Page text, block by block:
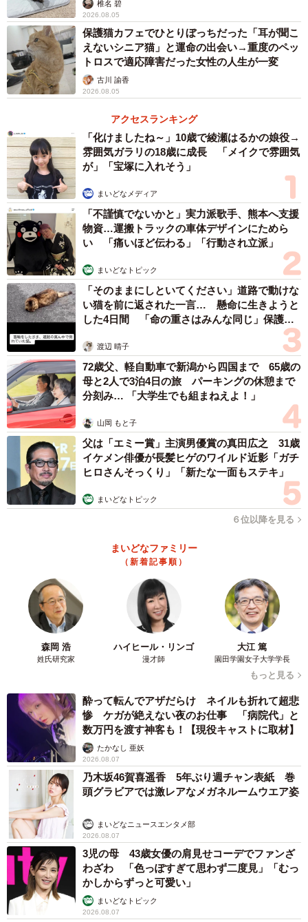
椎名 碧
2026.08.05
保護猫カフェでひとりぼっちだった「耳が聞こ
えないシニア猫」と運命の出会い→重度のペッ
トロスで適応障害だった女性の人生が一変
古川 諭香
2026.08.05
アクセスランキング
「化けましたね～」10歳で綾瀬はるかの娘役→
雰囲気ガラリの18歳に成長 「メイクで雰囲気
が」「宝塚に入れそう」
まいどなメディア
「不謹慎でないかと」実力派歌手、熊本へ支援
物資…運搬トラックの車体デザインにためら
い 「痛いほど伝わる」「行動され立派」
まいどなトピック
「そのままにしといてください」道路で動けな
い猫を前に返された一言… 懸命に生きようと
した4日間 「命の重さはみんな同じ」保護団
渡辺 晴子
72歳父、軽自動車で新潟から四国まで 65歳の
母と2人で3泊4日の旅 パーキングの休憩まで
分刻み… 「大学生でも組まねえよ！」
山岡 もと子
父は「エミー賞」主演男優賞の真田広之 31歳
イケメン俳優が長髪ヒゲのワイルド近影「ガチ
ヒロさんそっくり」「新たな一面もステキ」
まいどなトピック
６位以降を見る
まいどなファミリー
（新着記事順）
森岡 浩
姓氏研究家
ハイヒール・リンゴ
漫才師
大江 篤
園田学園女子大学学長
もっと見る
酔って転んでアザだらけ ネイルも折れて超悲
惨 ケガが絶えない夜のお仕事 「病院代」と
数万円を渡す神客も！【現役キャストに取材】
たかなし 亜妖
2026.08.07
乃木坂46賀喜遥香 5年ぶり週チャン表紙 巻
頭グラビアでは激レアなメガネルームウエア姿
まいどなニュースエンタメ部
2026.08.07
3児の母 43歳女優の肩見せコーデでファンざ
わざわ 「色っぽすぎて思わず二度見」「むっ
かしからずっと可愛い」
まいどなトピック
2026.08.07